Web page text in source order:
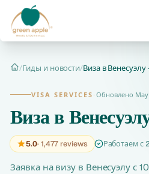
Главная
/Гиды и новости/Виза в
VISA SERVICES · Обновлено May
Виза в
5.0· 1,477 reviews Работаем с
Заявка на визу в Венесуэлу с